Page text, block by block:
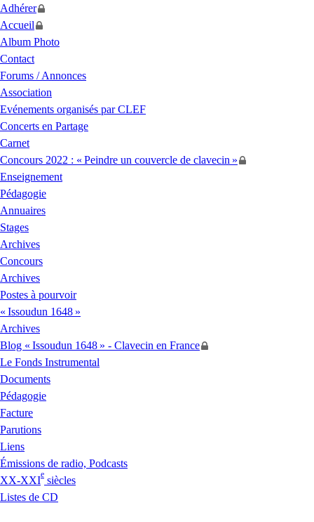
Adhérer
Accueil
Album Photo
Contact
Forums / Annonces
Association
Evénements organisés parCLEF
Concerts en Partage
Carnet
Concours 2022 : « Peindre un couvercle de clavecin »
Enseignement
Pédagogie
Annuaires
Stages
Archives
Concours
Archives
Postes à pourvoir
« Issoudun 1648 »
Archives
Blog « Issoudun 1648 » - Clavecin en France
Le Fonds Instrumental
Documents
Pédagogie
Facture
Parutions
Liens
Émissions de radio, Podcasts
XX-XXI
e
siècles
Listes de CD